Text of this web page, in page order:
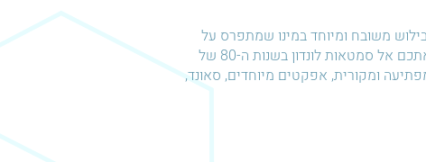
משובח ומיוחד במינו שמתפרס על
שטח ענק של קומה שלמה (!!!). אתם עומדים לנהל חקירה מפותלת שתיקח אתכם אל סמטאות לונדון בשנות ה-80 של
מפתיעה ומקורית, אפקטים מיוחדים, סאונד,